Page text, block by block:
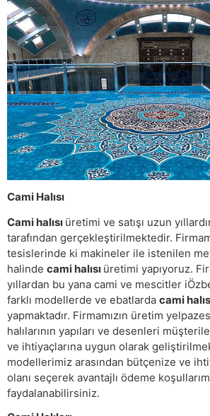
Cami Halısı
Cami halısı üretimi ve satışı uzun
tarafından gerçekleştirilmektedir.
tesislerinde ki makineler ile istenilen
halinde cami halısı üretimi yapıyoruz.
yıllardan bu yana cami ve mescitler
farklı modellerde ve ebatlarda cami
yapmaktadır. Firmamızın üretim
halılarının yapıları ve desenleri
ve ihtiyaçlarına uygun olarak
modellerimiz arasından bütçenize ve
olanı seçerek avantajlı ödeme
faydalanabilirsiniz.